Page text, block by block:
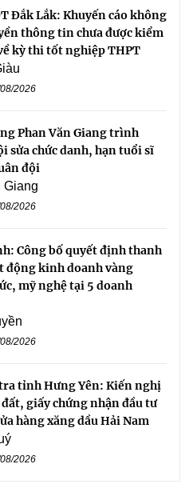
Đắk Lắk: Khuyến cáo không
thông tin chưa được kiểm
kỳ thi tốt nghiệp THPT
2026
Phan Văn Giang trình
sửa chức danh, hạn tuổi sĩ
đội
Giang
2026
Công bố quyết định thanh
động kinh doanh vàng
mỹ nghệ tại 5 doanh
2026
tỉnh Hưng Yên: Kiến nghị
giấy chứng nhận đầu tư
hàng xăng dầu Hải Nam
2026